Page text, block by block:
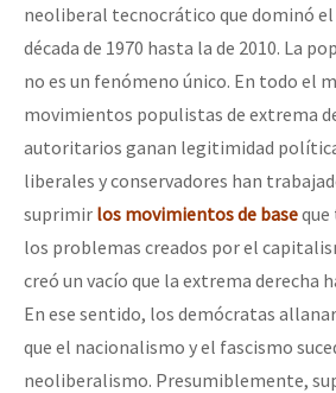
neoliberal tecnocrático que dominó el
década de 1970 hasta la de 2010. La
no es un fenómeno único. En todo el
movimientos populistas de extrema
autoritarios ganan legitimidad
liberales y conservadores han
suprimir los movimientos de base
los problemas creados por el
creó un vacío que la extrema derecha
En ese sentido, los demócratas
que el nacionalismo y el fascismo
neoliberalismo. Presumiblemente,